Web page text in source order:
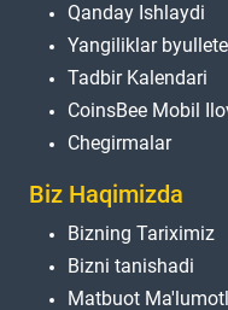
Qanday Ishlaydi
Yangiliklar
Tadbir Kalendari
CoinsBee Mobil
Chegirmalar
Biz Haqimizda
Bizning Tariximiz
Bizni tanishadi
Matbuot